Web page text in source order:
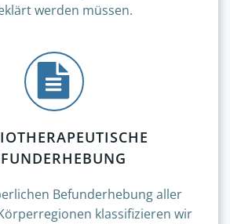
werden müssen.
Befunderhebung aller
klassifizieren wir